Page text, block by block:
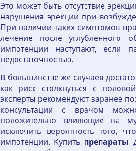
Это может быть отсутствие
нарушения эрекции при
При наличии таких симптомов
лечение после углубленного
импотенции наступают, если
недостаточностью.
В большинстве же случаев
как риск столкнуться с
эксперты рекомендуют заранее
консультации с врачом
положительно влияющие на
исключить вероятность того,
импотенции. Купить препараты